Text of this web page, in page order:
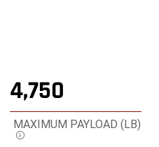
4,750
MAXIMUM PAYLOAD (LB)
Disclosure